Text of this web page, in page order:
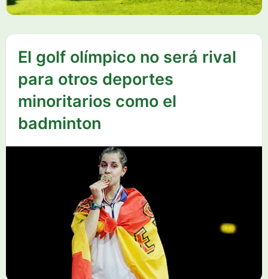
El golf olímpico no será rival
para otros deportes
minoritarios como el
badminton